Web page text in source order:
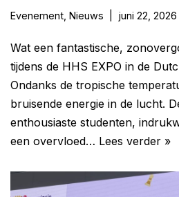
Evenement Nieuws juni 22, 2026
Wat een fantastische,
tijdens de HHS EXPO in de
Ondanks de tropische
bruisende energie in de lucht.
enthousiaste studenten,
een overvloed… Lees verder »